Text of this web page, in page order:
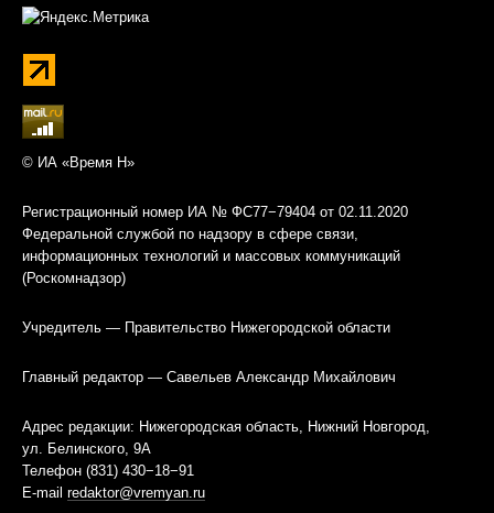
© ИА «Время Н»
Регистрационный номер ИА № ФС77−79404 от 02.11.2020
Федеральной службой по надзору в сфере связи,
информационных технологий и массовых коммуникаций
(Роскомнадзор)
Учредитель — Правительство Нижегородской области
Главный редактор — Савельев Александр Михайлович
Адрес редакции: Нижегородская область, Нижний Новгород,
ул. Белинского, 9А
Телефон (831) 430−18−91
E-mail redaktor@vremyan.ru